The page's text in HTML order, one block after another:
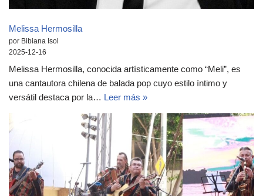
Melissa Hermosilla
por Bibiana Isol
2025-12-16
Melissa Hermosilla, conocida artísticamente como “Meli”, es
una cantautora chilena de balada pop cuyo estilo íntimo y
versátil destaca por la… Leer más »